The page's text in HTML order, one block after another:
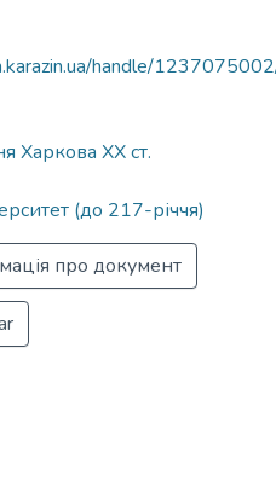
handle/
Харкова ХХ ст.
(до 217-річчя)
про документ